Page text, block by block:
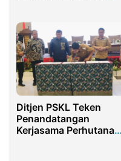
Ditjen PSKL Teken
Penandatangan
Kerjasama Perhutanan